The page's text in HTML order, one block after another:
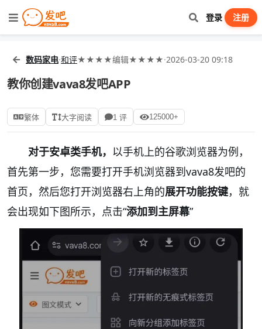
登录 注册
数码家电·和评★★★★编辑★★★★·2026-03-20 09:18
教你创建vava8发吧APP
繁体 大字阅读 1 评 125000+
对于安卓类手机， 以手机上的谷歌浏览器为例，
首先第一步，您需要打开手机浏览器到vava8发吧的
首页，然后您打开浏览器右上角的展开功能按键，就
会出现如下图所示，点击“添加到主屏幕”